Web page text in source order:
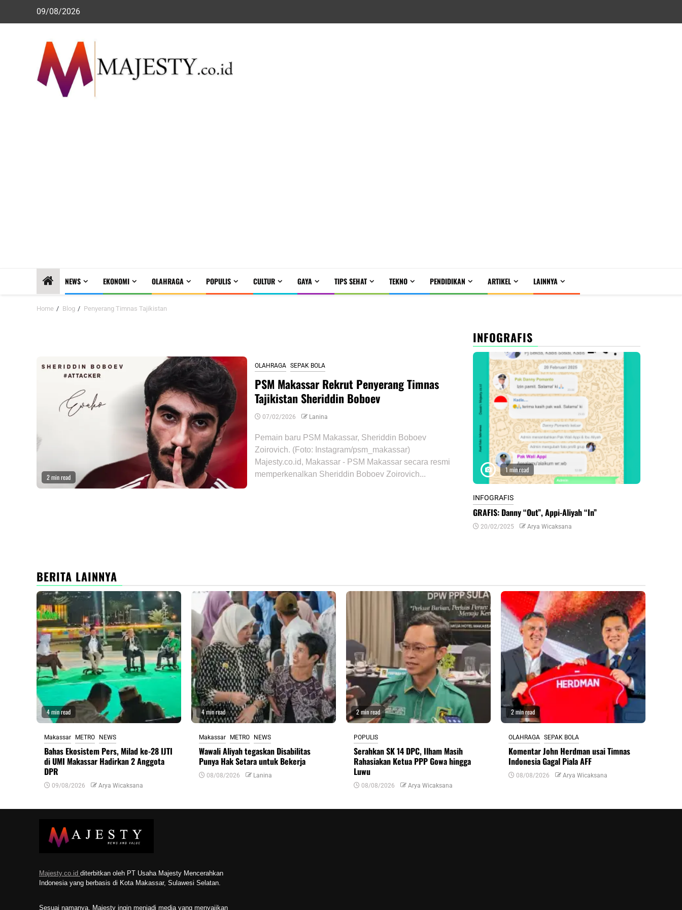
09/08/2026
NEWS EKONOMI OLAHRAGA POPULIS CULTUR GAYA TIPS SEHAT TEKNO PENDIDIKAN ARTIKEL LAINNYA
Home Blog Penyerang Timnas Tajikistan
2 min read
OLAHRAGA SEPAK BOLA
PSM Makassar Rekrut Penyerang Timnas
Tajikistan Sheriddin Boboev
07/02/2026 Lanina
Pemain baru PSM Makassar, Sheriddin Boboev
Zoirovich. (Foto: Instagram/psm_makassar)
Majesty.co.id, Makassar - PSM Makassar secara resmi
memperkenalkan Sheriddin Boboev Zoirovich...
INFOGRAFIS
1 min read
INFOGRAFIS
GRAFIS: Danny “Out”, Appi-Aliyah “In”
20/02/2025 Arya Wicaksana
BERITA LAINNYA
4 min read
Makassar METRO NEWS
Bahas Ekosistem Pers, Milad ke-28 IJTI
di UMI Makassar Hadirkan 2 Anggota
DPR
09/08/2026 Arya Wicaksana
4 min read
Makassar METRO NEWS
Wawali Aliyah tegaskan Disabilitas
Punya Hak Setara untuk Bekerja
08/08/2026 Lanina
2 min read
POPULIS
Serahkan SK 14 DPC, Ilham Masih
Rahasiakan Ketua PPP Gowa hingga
Luwu
08/08/2026 Arya Wicaksana
2 min read
OLAHRAGA SEPAK BOLA
Komentar John Herdman usai Timnas
Indonesia Gagal Piala AFF
08/08/2026 Arya Wicaksana
Majesty.co.id diterbitkan oleh PT Usaha Majesty Mencerahkan
Indonesia yang berbasis di Kota Makassar, Sulawesi Selatan.
Sesuai namanya, Majesty ingin menjadi media yang menyajikan